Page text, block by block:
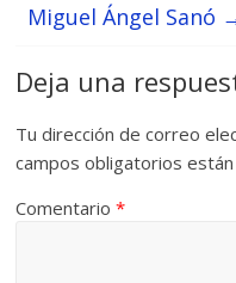
Miguel Ángel Sanó
Deja una
Tu dirección de correo
campos obligatorios
Comentario*